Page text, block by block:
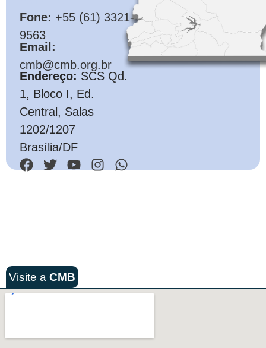
Fone: +55 (61) 3321-
9563
Email:
cmb@cmb.org.br
Endereço: SCS Qd.
1, Bloco I, Ed.
Central, Salas
1202/1207
Brasília/DF
Visite a CMB